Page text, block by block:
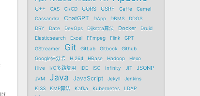
C++ CAS CI/CD CORS CSRF Caffe
Camel
Cassandra
ChatGPT DApp DBMS
DDOS
DRY
Date DevOps Dijkstra算法 Docker
Druid
Elasticsearch
Excel FFmpeg Flink
GPT
GStreamer
Git GitLab Gitbook
Github
Google评分卡
H.264 HBase Hadoop
Hexo
Hive
I/O多路复用 IDE ISO Infinity JIT JSONP
JVM Java JavaScript Jekyll
Jenkins
KISS
KMP算法 Kafka Kubernetes LDAP